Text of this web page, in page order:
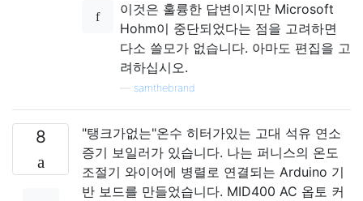
이것은 훌륭한 답변이지만 Microsoft
Hohm이 중단되었다는 점을 고려하면
다소 쓸모가 없습니다. 아마도 편집을 고
려하십시오.
samthebrand
8
"탱크가없는"온수 히터가있는 고대 석유 연소
증기 보일러가 있습니다. 나는 퍼니스의 온도
조절기 와이어에 병렬로 연결되는 Arduino 기
반 보드를 만들었습니다. MID400 AC 옵토 커